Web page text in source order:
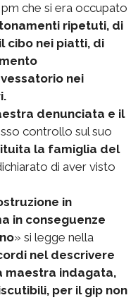
che si era occupato
ripetuti, di
cibo nei piatti, di
nei
denunciata e il
controllo sul suo
la famiglia del
di aver visto
in
in conseguenze
» si legge nella
nel descrivere
maestra indagata,
per il gip non